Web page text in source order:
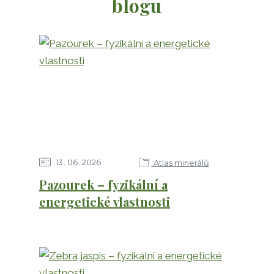
blogu
13 06 2026 Atlas minerálů
Pazourek – fyzikální a
energetické vlastnosti